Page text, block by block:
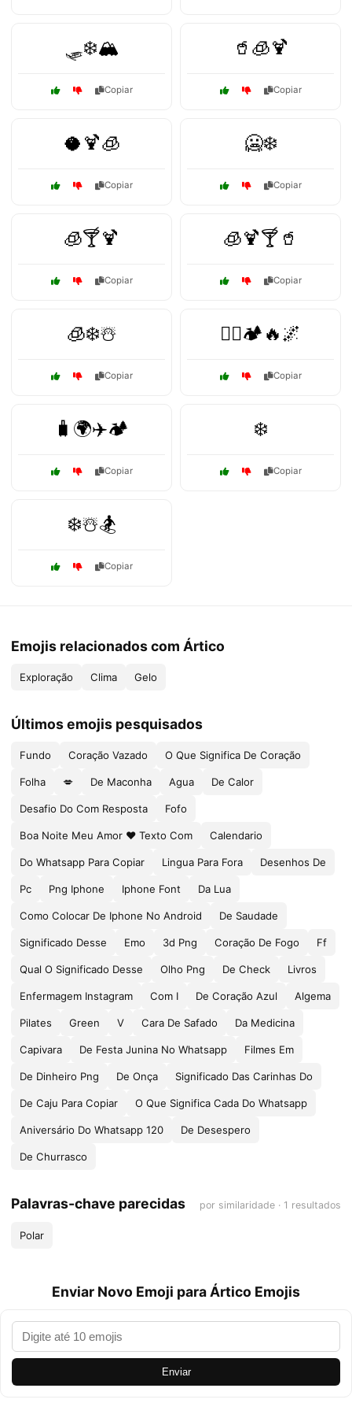
🛷️❄️🏔️
Copiar
🥤🧊🍹
Copiar
🥥🍹🧊
Copiar
🥶❄️
Copiar
🧊🍸🍹
Copiar
🧊🍹🍸🥤
Copiar
🧊❄️☃️
Copiar
🧗‍♂️🏕️🔥🌌
Copiar
🧳🌍✈️🏕️
Copiar
❄️
Copiar
❄️☃️🏂
Copiar
Emojis relacionados com Ártico
Exploração Clima Gelo
Últimos emojis pesquisados
Fundo Coração Vazado O Que Significa De Coração
Folha 💋 De Maconha Agua De Calor
Desafio Do Com Resposta Fofo
Boa Noite Meu Amor ❤ Texto Com Calendario
Do Whatsapp Para Copiar Lingua Para Fora Desenhos De
Pc Png Iphone Iphone Font Da Lua
Como Colocar De Iphone No Android De Saudade
Significado Desse Emo 3d Png Coração De Fogo Ff
Qual O Significado Desse Olho Png De Check Livros
Enfermagem Instagram Com I De Coração Azul Algema
Pilates Green V Cara De Safado Da Medicina
Capivara De Festa Junina No Whatsapp Filmes Em
De Dinheiro Png De Onça Significado Das Carinhas Do
De Caju Para Copiar O Que Significa Cada Do Whatsapp
Aniversário Do Whatsapp 120 De Desespero
De Churrasco
Palavras-chave parecidas por similaridade · 1 resultados
Polar
Enviar Novo Emoji para Ártico Emojis
Enviar